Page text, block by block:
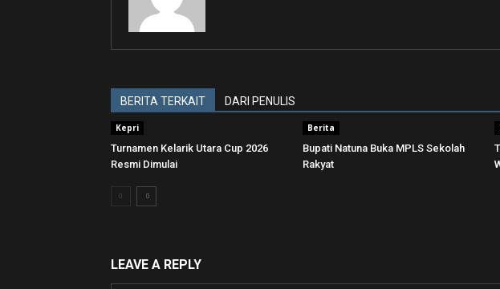
BERITA TERKAIT DARI PENULIS
Kepri
Turnamen Kelarik Utara Cup 2026
Resmi Dimulai
Berita
Bupati Natuna Buka MPLS Sekolah
Rakyat
LEAVE A REPLY